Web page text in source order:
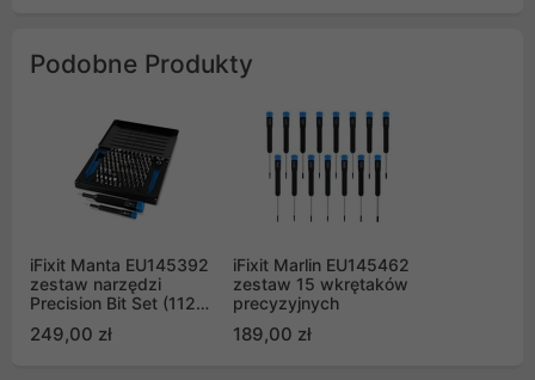
Podobne Produkty
iFixit Manta EU145392
zestaw narzędzi
Precision Bit Set (112
driver bits)
249,00 zł
iFixit Marlin EU145462
zestaw 15 wkrętaków
precyzyjnych
189,00 zł